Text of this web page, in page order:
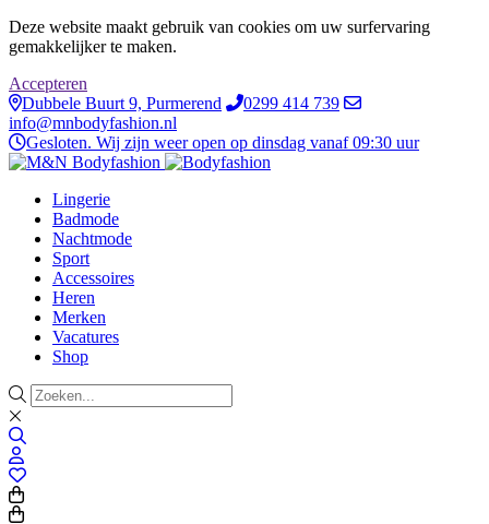
Deze website maakt gebruik van cookies om uw surfervaring
gemakkelijker te maken.
Accepteren
Dubbele Buurt 9, Purmerend
0299 414 739
info@mnbodyfashion.nl
Gesloten. Wij zijn weer open op dinsdag vanaf 09:30 uur
Lingerie
Badmode
Nachtmode
Sport
Accessoires
Heren
Merken
Vacatures
Shop